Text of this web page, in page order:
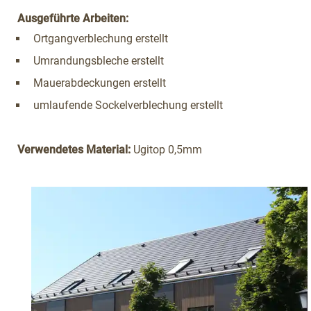
Ausgeführte Arbeiten:
Ortgangverblechung erstellt
Umrandungsbleche erstellt
Mauerabdeckungen erstellt
umlaufende Sockelverblechung erstellt
Verwendetes Material: Ugitop 0,5mm